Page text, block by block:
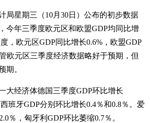
局星期三（10月30日）公布的初步数据
今年三季度欧元区和欧盟GDP均同比增
，欧元区GDP同比增长0.6%，欧盟GDP
欧元区三季度经济数据略好于预期，但
期。
大经济体德国三季度GDP环比增长
班牙GDP分别环比增长0.4％和0.8％。爱
％，匈牙利GDP环比萎缩0.7％。